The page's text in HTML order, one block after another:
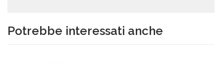
Potrebbe interessati anche